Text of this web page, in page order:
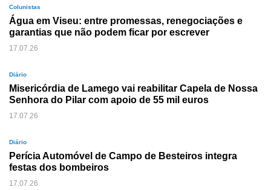
Colunistas
Água em Viseu: entre promessas, renegociações e
garantias que não podem ficar por escrever
17.07.26
Diário
Misericórdia de Lamego vai reabilitar Capela de Nossa
Senhora do Pilar com apoio de 55 mil euros
17.07.26
Diário
Perícia Automóvel de Campo de Besteiros integra
festas dos bombeiros
17.07.26